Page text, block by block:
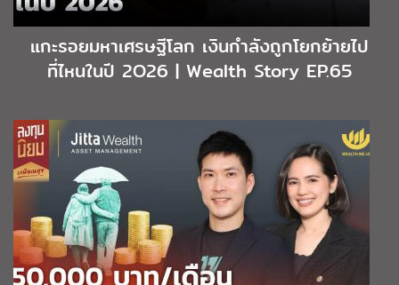
แกะรอยมหาเศรษฐีโลก เงินกำลังถูกโยกย้ายไป
ที่ไหนในปี 2O26 | Wealth Story EP.65